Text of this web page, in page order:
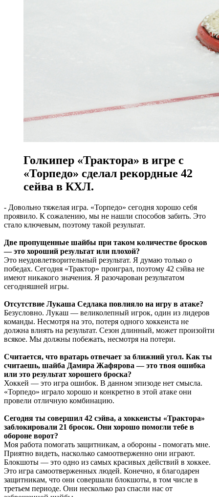
Голкипер «Трактора» в игре с
«Торпедо» сделал рекордные 42
сейва в КХЛ.
- Довольно тяжелая игра. «Торпедо» сегодня хорошо себя
проявило. К сожалению, мы не нашли способов забить. Это
стало ключевым, поэтому такой результат.
Две пропущенные шайбы при таком количестве бросков
— это хороший результат или плохой?
Это неудовлетворительный результат. Я думаю только о
победах. Сегодня «Трактор» проиграл, поэтому 42 сэйва не
имеют никакого значения. Я разочарован результатом
сегодняшней игры.
Отсутствие Лукаша Седлака повлияло на игру в атаке?
Безусловно. Лукаш — великолепный игрок, один из лидеров
команды. Несмотря на это, потеря одного хоккеиста не
должна влиять на результат. Сезон длинный, может произойти
всякое. Мы должны побежать, несмотря на потери.
Считается, что вратарь отвечает за ближний угол. Как ты
считаешь, шайба Дамира Жафярова — это твоя ошибка
или это результат хорошего броска?
Хоккей — это игра ошибок. В данном эпизоде нет смысла.
«Торпедо» играло хорошо и конкретно в этой атаке они
провели отличную комбинацию.
Сегодня ты совершил 42 сэйва, а хоккеисты «Трактора»
заблокировали 21 бросок. Они хорошо помогли тебе в
обороне ворот?
Моя работа помогать защитникам, а обороны - помогать мне.
Приятно видеть, насколько самоотверженно они играют.
Блокшоты — это одно из самых красивых действий в хоккее.
Это игра самоотверженных людей. Конечно, я благодарен
защитникам, что они совершали блокшоты, в том числе в
третьем периоде. Они несколько раз спасли нас от